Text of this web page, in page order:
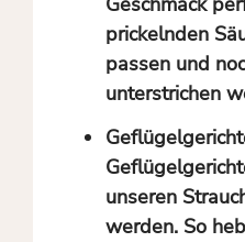
prickelnden
passen und
unterstrichen
unseren
werden. So